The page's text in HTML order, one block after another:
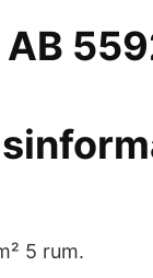
AB
5 rum.